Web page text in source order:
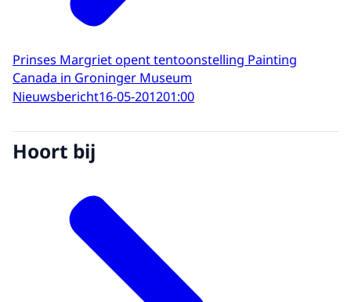
Prinses Margriet opent tentoonstelling Painting
Canada in Groninger Museum
Nieuwsbericht16-05-201201:00
Hoort bij